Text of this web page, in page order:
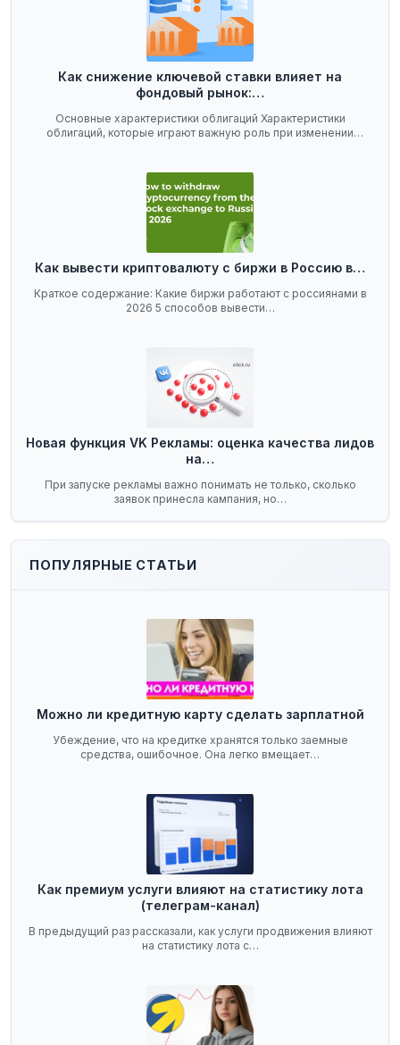
Как снижение ключевой ставки влияет на
фондовый рынок:…
Основные характеристики облигаций Характеристики
облигаций, которые играют важную роль при изменении
Как вывести криптовалюту с биржи в Россию в…
Краткое содержание: Какие биржи работают с россиянами в
2026 5 способов вывести…
Новая функция VK Рекламы: оценка качества лидов
на…
При запуске рекламы важно понимать не только, сколько
заявок принесла кампания, но…
ПОПУЛЯРНЫЕ СТАТЬИ
Можно ли кредитную карту сделать зарплатной
Убеждение, что на кредитке хранятся только заемные
средства, ошибочное. Она легко вмещает…
Как премиум услуги влияют на статистику лота
(телеграм-канал)
В предыдущий раз рассказали, как услуги продвижения влияют
на статистику лота с…